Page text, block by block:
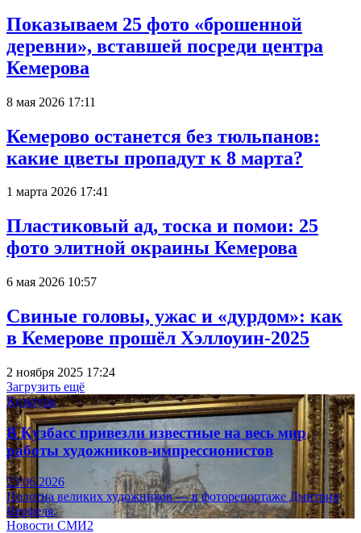
Показываем 25 фото «брошенной
деревни», вставшей посреди центра
Кемерова
8 мая 2026 17:11
Кемерово останется без тюльпанов:
какие цветы пропадут к 8 марта?
1 марта 2026 17:41
Пластиковый ад, тоска и помои: 25
фото элитной окраины Кемерова
6 мая 2026 10:57
Свиные головы, ужас и «дурдом»: как
в Кемерове прошёл Хэллоуин-2025
2 ноября 2025 17:24
Загрузить ещё
Культура
В Кузбасс привезли известные на весь мир
работы художников-импрессионистов
23.06.2026
Полотна великих художников — в фоторепортаже Дмитрия
Верфеля.
Новости СМИ2